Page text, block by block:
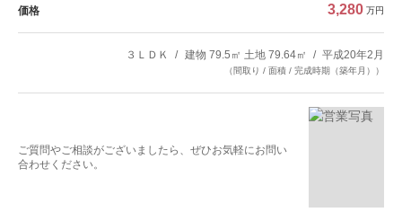
価格 3,280 万円
３ＬＤＫ 建物 79.5㎡ 土地 79.64㎡ 平成20年2月
（間取り / 面積 / 完成時期（築年月））
ご質問やご相談がございましたら、ぜひお気軽にお問い
合わせください。